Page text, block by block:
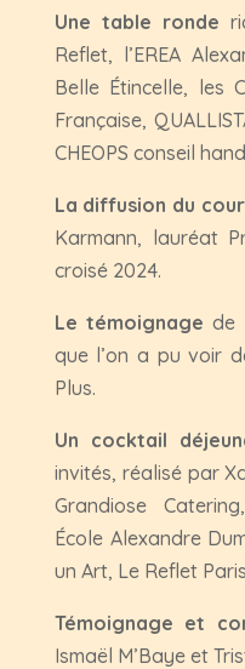
Une table ronde
Reflet, l’EREA
Belle Étincelle, les
Française,
CHEOPS conseil
La diffusion du
Karmann, lauréat
croisé 2024.
Le témoignage de
que l’on a pu voir
Plus.
Un cocktail
invités, réalisé par
Grandiose
École Alexandre
un Art, Le Reflet
Témoignage et
Ismaël M’Baye et